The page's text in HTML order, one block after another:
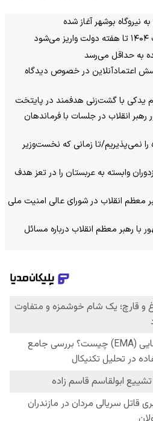
بوشهر آغاز شده
به حداقل می‌رسد
اعتمادآنلاین در خصوص دیدگاه
یدکی با گشت‌زنی هدفمند در پایتخت
انقلاب در جلسات با فرماندهان
۱۵ بندی غزه را نمی‌پذیریم/تا زمانی که نخست‌وزیر
وابسته به عربستان را در تعز هدف
معظم انقلاب در شورای عالی امنیت ملی
با رهبر معظم انقلاب درباره مسائل